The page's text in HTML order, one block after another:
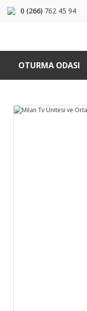
0 (266) 762 45 94
OTURMA ODASI